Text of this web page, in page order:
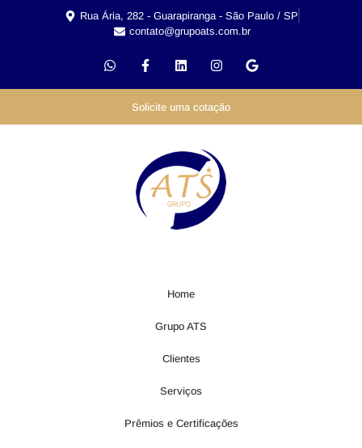
Rua Ária, 282 - Guarapiranga - São Paulo / SP
contato@grupoats.com.br
Solicite uma cotação
Home
Grupo ATS
Clientes
Serviços
Prêmios e Certificações